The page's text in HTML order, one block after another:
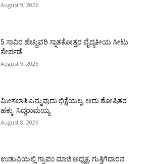
August 9, 2026
5 ಸಾವಿರ ಹೆಚ್ಚುವರಿ ಸ್ನಾತಕೋತ್ತರ ವೈದ್ಯಕೀಯ ಸೀಟು
ಸೇರ್ಪಡೆ
August 9, 2026
ಮೀಸಲಾತಿ ಎನ್ನುವುದು ಭಿಕ್ಷೆಯಲ್ಲ, ಅದು ಶೋಷಿತರ
ಹಕ್ಕು: ಸಿದ್ದರಾಮಯ್ಯ
August 8, 2026
ಉಡುಪಿಯಲ್ಲಿ ಗ್ರಾಪಂ ಮಾಜಿ ಅಧ್ಯಕ್ಷ, ಗುತ್ತಿಗೆದಾರನ